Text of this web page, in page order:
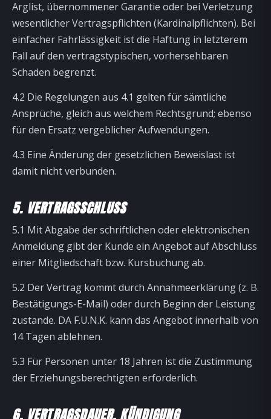
Arglist, übernommener Garantie oder bei Verletzung
wesentlicher Vertragspflichten (Kardinalpflichten). Bei
einfacher Fahrlässigkeit ist die Haftung in letzterem
Fall auf den vertragstypischen, vorhersehbaren
Schaden begrenzt.
4.2 Die Regelungen aus 4.1 gelten für sämtliche
Ansprüche, gleich aus welchem Rechtsgrund; ebenso
für den Ersatz vergeblicher Aufwendungen.
4.3 Eine Änderung der gesetzlichen Beweislast ist
damit nicht verbunden.
5. VERTRAGSSCHLUSS
5.1 Mit Abgabe der schriftlichen oder elektronischen
Anmeldung gibt der Kunde ein Angebot auf Abschluss
einer Mitgliedschaft bzw. Kursbuchung ab.
5.2 Der Vertrag kommt durch Annahmeerklärung (z. B.
Bestätigungs-E-Mail) oder durch Beginn der Leistung
zustande. DA F.U.N.K. kann das Angebot innerhalb von
14 Tagen ablehnen.
5.3 Für Personen unter 18 Jahren ist die Zustimmung
der Erziehungsberechtigten erforderlich.
6. VERTRAGSDAUER, KÜNDIGUNG